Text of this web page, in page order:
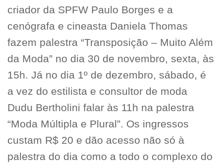
criador da SPFW Paulo Borges e a
cenógrafa e cineasta Daniela Thomas
fazem palestra “Transposição – Muito Além
da Moda” no dia 30 de novembro, sexta, às
15h. Já no dia 1º de dezembro, sábado, é
a vez do estilista e consultor de moda
Dudu Bertholini falar às 11h na palestra
“Moda Múltipla e Plural”. Os ingressos
custam R$ 20 e dão acesso não só à
palestra do dia como a todo o complexo do